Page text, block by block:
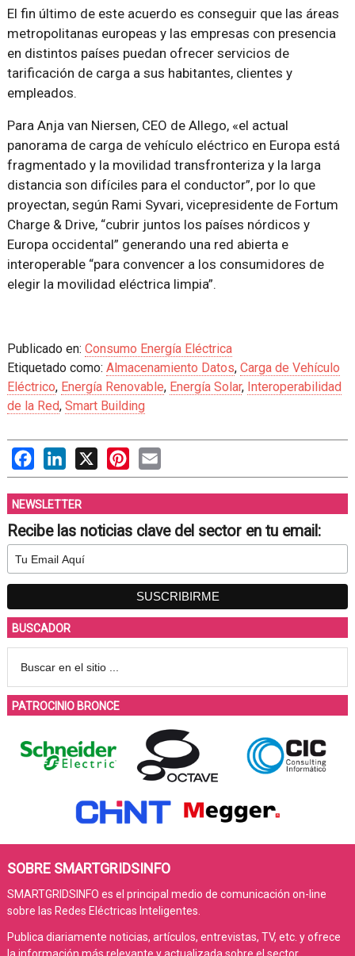
El fin último de este acuerdo es conseguir que las áreas
metropolitanas europeas y las empresas con presencia
en distintos países puedan ofrecer servicios de
tarificación de carga a sus habitantes, clientes y
empleados.
Para Anja van Niersen, CEO de Allego, «el actual
panorama de carga de vehículo eléctrico en Europa está
fragmentado y la movilidad transfronteriza y la larga
distancia son difíciles para el conductor”, por lo que
proyectan, según Rami Syvari, vicepresidente de Fortum
Charge & Drive, “cubrir juntos los países nórdicos y
Europa occidental” generando una red abierta e
interoperable “para convencer a los consumidores de
elegir la movilidad eléctrica limpia”.
Publicado en: Consumo Energía Eléctrica
Etiquetado como: Almacenamiento Datos, Carga de Vehículo
Eléctrico, Energía Renovable, Energía Solar, Interoperabilidad
de la Red, Smart Building
FacebookLinkedIn
X PinterestEmail
NEWSLETTER
Recibe las noticias clave del sector en tu email:
BUSCADOR
PATROCINIO BRONCE
SOBRE SMARTGRIDSINFO
SMARTGRIDSINFO es el principal medio de comunicación on-line
sobre las Redes Eléctricas Inteligentes.
Publica diariamente noticias, artículos, entrevistas, TV, etc. y ofrece
la información más relevante y actualizada sobre el sector.